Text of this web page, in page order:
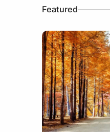
Featured